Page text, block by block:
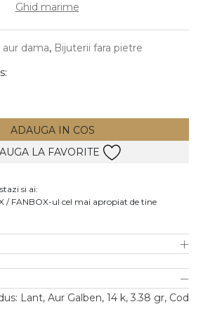
Vezi toate
Ghid marime
aur dama, Bijuterii fara pietre
ADAUGA IN COS
LA FAVORITE
si ai:
/ FANBOX-ul cel mai apropiat de tine
Lant, Aur Galben, 14 k, 3.38 gr, Cod